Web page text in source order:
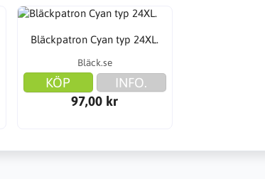
Bläckpatron Cyan typ 24XL.
Bläck.se
KÖP
INFO.
97,00 kr